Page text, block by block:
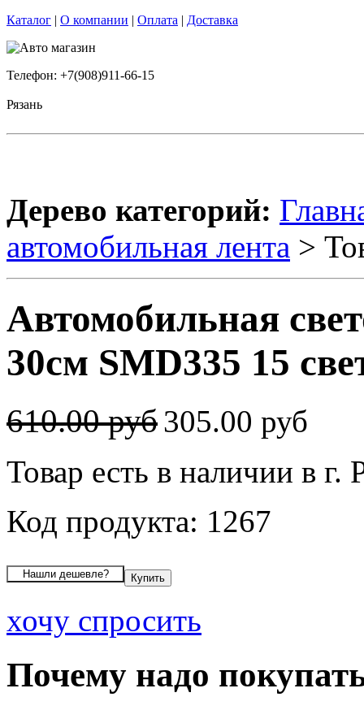
Каталог | О компании | Оплата | Доставка
Телефон: +7(908)911-66-15
Рязань
Дерево категорий:
автомобильная лента >
Автомобильная
30см SMD335 15
610.00 руб305.00 руб
Товар есть в наличии в г.
Код продукта: 1267
хочу спросить
Почему надо